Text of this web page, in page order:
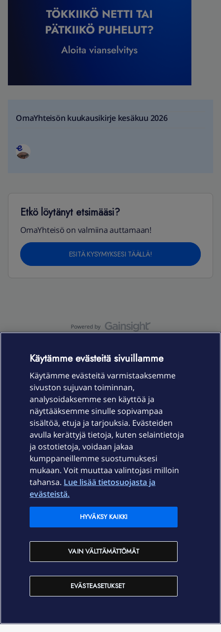
OmaYhteisön kuukausikirje kesäkuu 2026
Etkö löytänyt etsimääsi?
OmaYhteisö on valmiina auttamaan!
ESITÄ KYSYMYKSESI TÄÄLLÄ!
Laitteet & liittymät
Palvelut
Ajankohtaista
In English
Käytämme evästeitä sivuillamme
Käytämme evästeitä varmistaaksemme
sivuston sujuvan toiminnan,
analysoidaksemme sen käyttöä ja
näyttääksemme sinulle sopivampaa
sisältöä, etuja ja tarjouksia. Evästeiden
avulla kerättyjä tietoja, kuten selaintietoja
ja ostotietoja, voidaan jakaa
kumppaneillemme suostumuksesi
mukaan. Voit muuttaa valintojasi milloin
tahansa. Lue lisää tietosuojasta ja
evästeistä.
EVÄSTEASETUKSET
VAIN VÄLTTÄMÄTTÖMÄT
HYVÄKSY KAIKKI